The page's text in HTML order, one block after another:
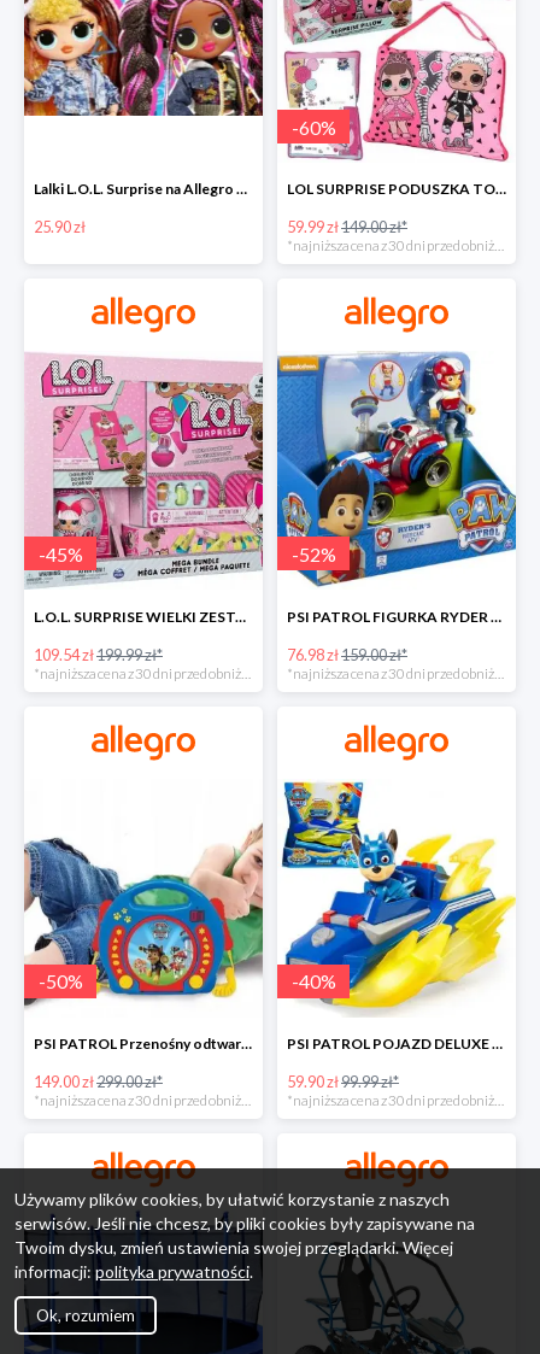
Lalki L.O.L. Surprise na Allegro w super cenach od 25,90 zł
25.90 zł
-60%
LOL SURPRISE PODUSZKA TOREBKA SEKRETNY SCHOWEK MP3 -59%
59.99 zł149.00 zł*
*najniższa cena z 30 dni przed obniżką
-45%
L.O.L. SURPRISE WIELKI ZESTAW NIESPODZIANKA 4 GRY -45%
109.54 zł199.99 zł*
-52%
PSI PATROL FIGURKA RYDER + QUAD POJAZD RATUNKOWY -51%
76.98 zł159.00 zł*
-50%
PSI PATROL Przenośny odtwarzacz CD Karaoke PAW -50%
149.00 zł299.00 zł*
*najniższa cena z 30 dni przed obniżką
-40%
PSI PATROL POJAZD DELUXE FIGURKA CHASE MIGHTY PUPS -40%
59.90 zł99.99 zł*
*najniższa cena z 30 dni przed obniżką
Używamy plików cookies, by ułatwić korzystanie z naszych
serwisów. Jeśli nie chcesz, by pliki cookies były zapisywane na
Twoim dysku, zmień ustawienia swojej przeglądarki. Więcej
informacji: polityka prywatności.
Ok, rozumiem